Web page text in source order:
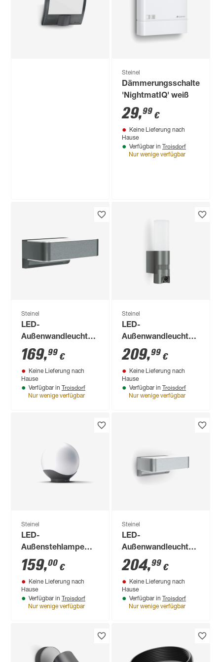
918 lm warmweiß Ø
27,5 x 9,5 cm
,99 €
Außenwandstrahler
Bewegungssensor
69 99
Produktdatenblatt
Steinel
Dämmerungsschalter
'NightmatIQ' weiß
29,99 €
Keine Lieferung nach
Hause
Verfügbar in Troisdorf
Nur wenige verfügbar
Steinel
LED-
Außenwandleuchte
'L 810 SC' mit
Bewegungssensor
9,8 W 679 lm
warmweiß IP 44 23 x
14,6 x 9,1 cm
169,99 €
Keine Lieferung nach
Hause
Verfügbar in Troisdorf
Nur wenige verfügbar
Steinel
LED-
Außenwandleuchte
'L 625 CAM' mit
Bewegungssensor
14 W 925 lm
warmweiß IP 44 7,8
x 13,1 x 30,5 cm
209,99 €
Keine Lieferung nach
Hause
Verfügbar in Troisdorf
Nur wenige verfügbar
Steinel
LED-
Außenstehlampe
'Sphera C 24V 400'
9,07 W 962 lm
warmweiß,
neutralweiß,
Farbwechsler IP 65
159,00 €
Keine Lieferung nach
Hause
Verfügbar in Troisdorf
Nur wenige verfügbar
Steinel
LED-
Außenwandleuchte
'L 810 SC' mit
Bewegungssensor
679 lm warmweiß IP
44 23 x 14,6 x 9,1 cm
204,99 €
Keine Lieferung nach
Hause
Verfügbar in Troisdorf
Nur wenige verfügbar